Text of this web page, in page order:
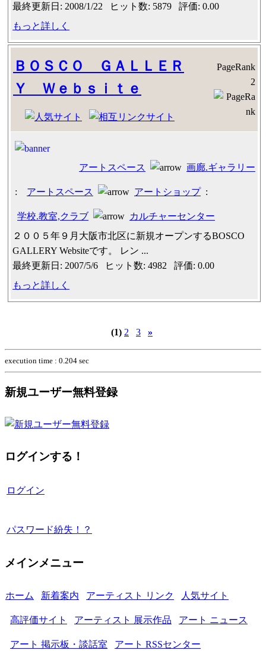
最終更新日: 2008/1/22 ヒット数: 5879 評価: 0.00
もっと詳しく
ＢＯＳＣＯ ＧＡＬＬＥＲ
Ｙ Ｗｅｂｓｉｔｅ
PageRank
2
アートスペース 画廊.ギャラリー
: アートスペース アートショップ:
学校.教室,クラブ
カルチャーセンター
２００５年９月大阪市北区に新規オープンするBOSCO
GALLERY Websiteです。 レン ...
最終更新日: 2007/5/6 ヒット数: 4982 評価: 0.00
もっと詳しく
(1) 2 3 »
execution time : 0.204 sec
新規ユーザー無料登録
ログインする！
ログイン
パスワード紛失！？
メインメニュー
ホーム 新着案内 アーティスト リンク 人気サイト
高評価サイト アーティスト 展示作品 アート ニュース
アート 掲示板・談話室 アート RSSセンター